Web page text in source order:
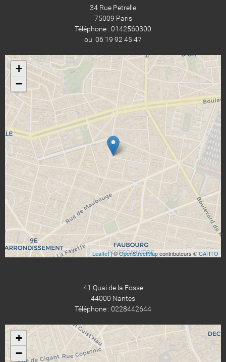
34 Rue Petrelle
75009 Paris
Téléphone : 0142560300
ou 06 19 92 45 47
+
−
Leaflet| ©OpenStreetMapcontributeurs ©CARTO
41 Quai de la Fosse
44000 Nantes
Téléphone : 0228442644
+
−